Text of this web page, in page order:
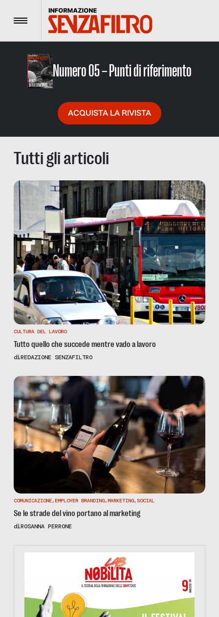
Menu
Numero 05 – Punti di riferimento
ACQUISTA LA RIVISTA
Tutti gli articoli
CULTURA DEL LAVORO
Tutto quello che succede mentre vado a lavoro
diREDAZIONE SENZAFILTRO
COMUNICAZIONE,EMPLOYER BRANDING,MARKETING, SOCIAL
Se le strade del vino portano al marketing
diROSANNA PERRONE
https://www.nobilitafestival.com